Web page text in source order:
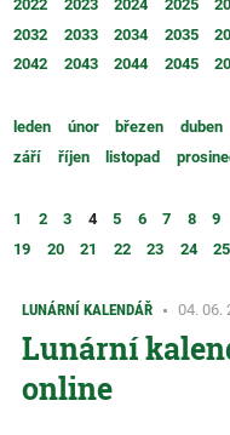
2022
2023 2024 2025
2032
2033 2034 2035
2042
2043 2044 2045
leden únor březen duben
září
říjen listopad
1 2 3 4 5 6 7 8 9
19
20 21 22 23 24 25
LUNÁRNÍ KALENDÁŘ 04. 06.
Lunární
online